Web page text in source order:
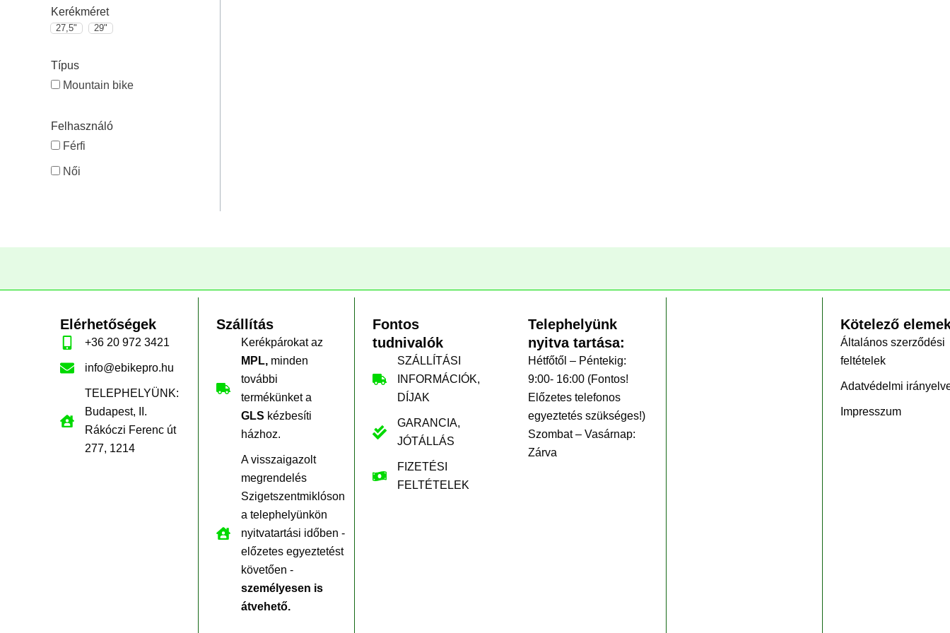
Kerékméret
27,5" 29"
Típus
Mountain bike
Felhasználó
Férfi
Női
Elérhetőségek
+36 20 972 3421
info@ebikepro.hu
TELEPHELYÜNK:
Budapest, II.
Rákóczi Ferenc út
277, 1214
Szállítás
Kerékpárokat az
MPL, minden
további
termékünket a
GLS kézbesíti
házhoz.
A visszaigazolt
megrendelés
Szigetszentmiklóson
a telephelyünkön
nyitvatartási időben -
előzetes egyeztetést
követően -
személyesen is
átvehető.
Fontos
tudnivalók
SZÁLLÍTÁSI
INFORMÁCIÓK,
DÍJAK
GARANCIA,
JÓTÁLLÁS
FIZETÉSI
FELTÉTELEK
Telephelyünk
nyitva tartása:
Hétfőtől – Péntekig:
9:00- 16:00 (Fontos!
Előzetes telefonos
egyeztetés szükséges!)
Szombat – Vasárnap:
Zárva
Kötelező
Általános szerződési
feltételek
Adatvédelmi
Impresszum